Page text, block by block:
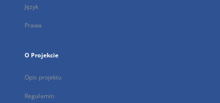
Język
Prawa
O Projekcie
Opis projektu
Regulamin